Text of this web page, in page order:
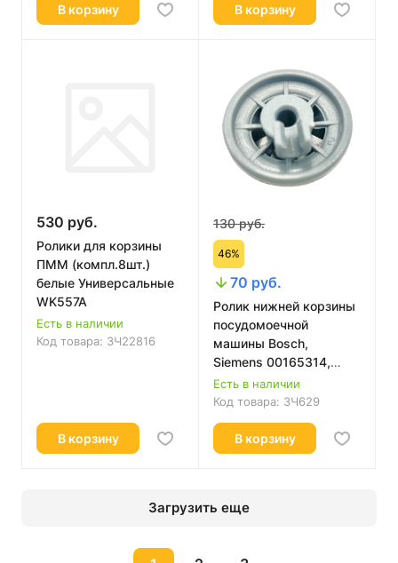
В корзину В корзину
530 руб.
Ролики для корзины
ПММ (компл.8шт.)
белые Универсальные
WK557A
Есть в наличии
Код товара: ЗЧ22816
В корзину
130 руб.
46%
70 руб.
Ролик нижней корзины
посудомоечной
машины Bosch,
Siemens 00165314,
165314
Есть в наличии
Код товара: ЗЧ629
В корзину
Загрузить еще